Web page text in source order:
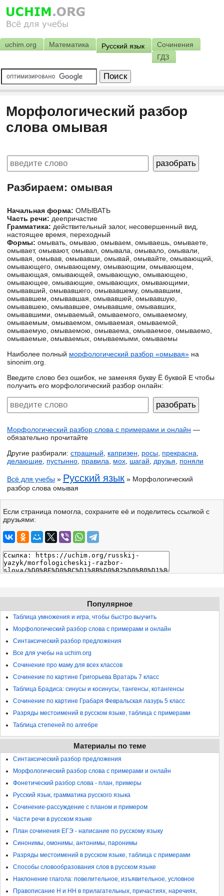
uchim.org Математика Русский язык
Сочинения
ГДЗ
Морфологический разбор
слова омывая
Разбираем: омывая
Начальная форма: ОМЫВАТЬ
Часть речи: деепричастие
Грамматика: действительный залог, несовершенный вид,
настоящее время, переходный
Формы: омывать, омываю, омываем, омываешь, омываете,
омывает, омывают, омывал, омывала, омывало, омывали,
омывая, омывав, омывавши, омывай, омывайте, омывающий,
омывающего, омывающему, омывающим, омывающем,
омывающая, омывающей, омывающую, омывающею,
омывающее, омывающие, омывающих, омывающими,
омывавший, омывавшего, омывавшему, омывавшим,
омывавшем, омывавшая, омывавшей, омывавшую,
омывавшею, омывавшее, омывавшие, омывавших,
омывавшими, омываемый, омываемого, омываемому,
омываемым, омываемом, омываемая, омываемой,
омываемую, омываемою, омываема, омываемое, омываемо,
омываемые, омываемых, омываемыми, омываемы
Наиболее полный морфологический разбор «омывая» на
sinonim.org.
Введите слово без ошибок, не заменяя букву Ё буквой Е чтобы
получить его морфологический разбор онлайн:
Морфологический разбор слова с примерами и онлайн —
обязательно прочитайте
Другие разбирали: страшный капризен росы прекрасна
делающие пустынно правила мох шагай друзья поняли
Всё для учебы » Русский язык » Морфологический
разбор слова омывая
Если страница помогла, сохраните её и поделитесь ссылкой с
друзьями:
Популярное
Таблица умножения и игра, чтобы быстро выучить
Морфологический разбор слова с примерами и онлайн
Синтаксический разбор предложения
Все для учебы на uchim.org
Сочинение про маму для всех классов
Сочинение по картине Григорьева Вратарь 7 класс
Таблица Брадиса: синусы и косинусы, тангенсы, котангенсы
Сочинение по картине Грабаря Февральская лазурь 5 класс
Разряды местоимений в русском языке, таблица с примерами
Таблица степеней по алгебре
Материалы по теме
Синтаксический разбор предложения
Морфологический разбор слова с примерами и онлайн
Фонетический разбор слова - план, примеры
Русский язык, грамматика русского языка
Сочинение-рассуждение с планом и примером
Части речи в русском языке
План сочинения ЕГЭ - написание по русскому языку
Синонимы, омонимы, антонимы, паронимы
Разряды местоимений в русском языке, таблица с примерами
Способы словообразования слов в русском языке
Наклонение глагола: повелительное, изъявительное, условное
Правописание Н и НН в прилагательных, причастиях, наречиях,